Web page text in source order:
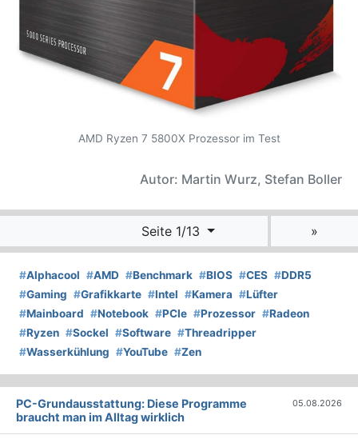
AMD Ryzen 7 5800X Prozessor im Test
Autor: Martin Wurz, Stefan Boller
Seite 1/13 »
#Alphacool #AMD #Benchmark #BIOS #CES #DDR5
#Gaming #Grafikkarte #Intel #Kamera #Lüfter
#Mainboard #Notebook #PCIe #Prozessor #Radeon
#Ryzen #Sockel #Software #Threadripper
#Wasserkühlung #YouTube #Zen
PC-Grundausstattung: Diese Programme
braucht man im Alltag wirklich
05.08.2026